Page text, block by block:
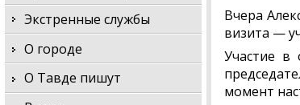
Вчера
визита —
Участие в
момент
Экстренные службы
О городе
О Тавде пишут